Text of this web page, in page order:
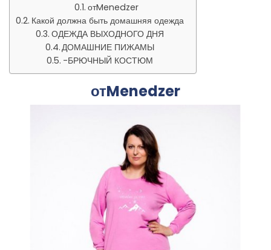
отMenedzer
Какой должна быть домашняя одежда
ОДЕЖДА ВЫХОДНОГО ДНЯ
ДОМАШНИЕ ПИЖАМЫ
-БРЮЧНЫЙ КОСТЮМ
отMenedzer